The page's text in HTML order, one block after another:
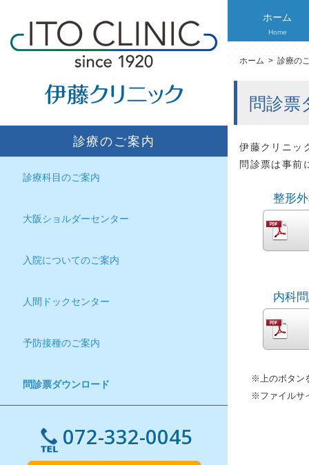
診療のご案内
診療科目のご案内
大阪ショルダーセンター
入院についてのご案内
人間ドックセンター
予防接種のご案内
問診票ダウンロード
072-332-0045
ホーム
Home
ホーム >診療の
問診票
伊藤クリニッ
問診票は事前
整形
内科
※上のボタン
※ファイルサ